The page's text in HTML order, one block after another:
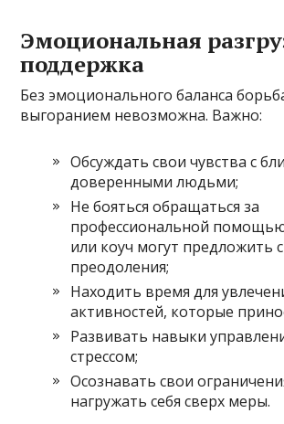
Эмоциональная
поддержка
Без эмоционального баланса
выгоранием невозможна. Важно:
Обсуждать свои чувства с
доверенными людьми;
Не бояться обращаться за
профессиональной
или коуч могут предложить
преодоления;
Находить время для
активностей, которые
Развивать навыки
стрессом;
Осознавать свои
нагружать себя сверх меры.